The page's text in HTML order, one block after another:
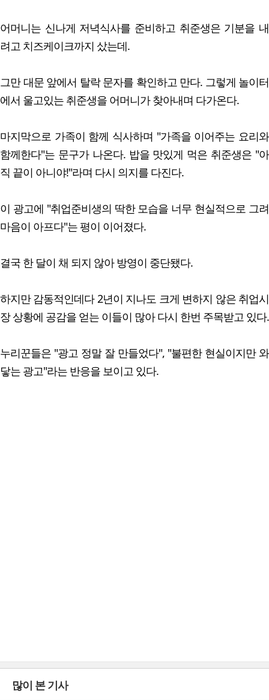
어머니는 신나게 저녁식사를 준비하고 취준생은 기분을 내
려고 치즈케이크까지 샀는데.
그만 대문 앞에서 탈락 문자를 확인하고 만다. 그렇게 놀이터
에서 울고있는 취준생을 어머니가 찾아내며 다가온다.
마지막으로 가족이 함께 식사하며 "가족을 이어주는 요리와
함께한다"는 문구가 나온다. 밥을 맛있게 먹은 취준생은 "아
직 끝이 아니야!"라며 다시 의지를 다진다.
이 광고에 "취업준비생의 딱한 모습을 너무 현실적으로 그려
마음이 아프다"는 평이 이어졌다.
결국 한 달이 채 되지 않아 방영이 중단됐다.
하지만 감동적인데다 2년이 지나도 크게 변하지 않은 취업시
장 상황에 공감을 얻는 이들이 많아 다시 한번 주목받고 있다.
누리꾼들은 "광고 정말 잘 만들었다", "불편한 현실이지만 와
닿는 광고"라는 반응을 보이고 있다.
많이 본 기사